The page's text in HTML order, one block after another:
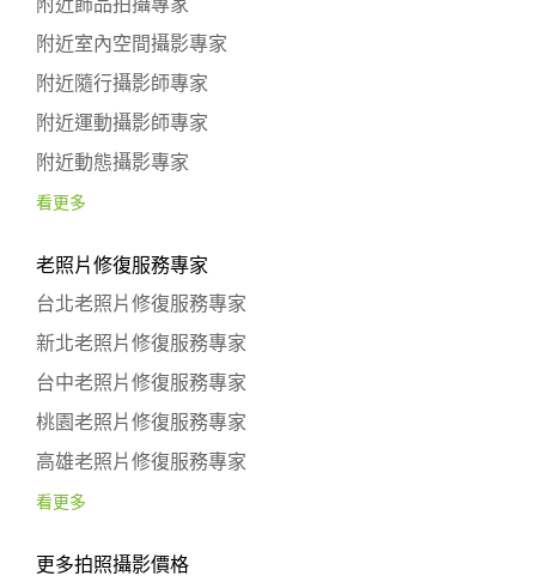
附近飾品拍攝專家
附近室內空間攝影專家
附近隨行攝影師專家
附近運動攝影師專家
附近動態攝影專家
看更多
老照片修復服務專家
台北老照片修復服務專家
新北老照片修復服務專家
台中老照片修復服務專家
桃園老照片修復服務專家
高雄老照片修復服務專家
看更多
更多拍照攝影價格